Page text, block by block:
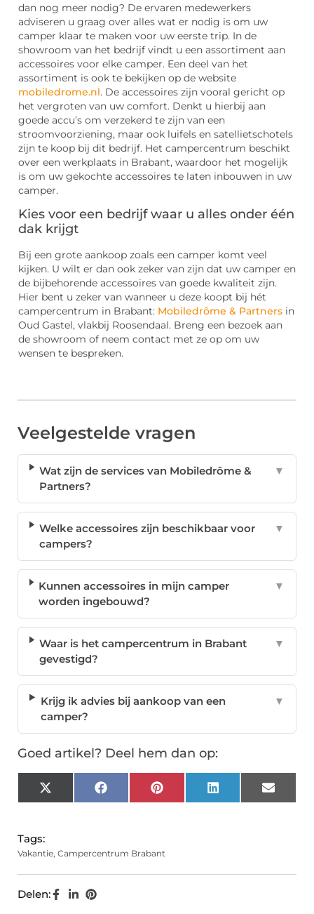
dan nog meer nodig? De ervaren medewerkers
adviseren u graag over alles wat er nodig is om uw
camper klaar te maken voor uw eerste trip. In de
showroom van het bedrijf vindt u een assortiment aan
accessoires voor elke camper. Een deel van het
assortiment is ook te bekijken op de website
mobiledrome.nl. De accessoires zijn vooral gericht op
het vergroten van uw comfort. Denkt u hierbij aan
goede accu’s om verzekerd te zijn van een
stroomvoorziening, maar ook luifels en satellietschotels
zijn te koop bij dit bedrijf. Het campercentrum beschikt
over een werkplaats in Brabant, waardoor het mogelijk
is om uw gekochte accessoires te laten inbouwen in uw
camper.
Kies voor een bedrijf waar u alles onder één
dak krijgt
Bij een grote aankoop zoals een camper komt veel
kijken. U wilt er dan ook zeker van zijn dat uw camper en
de bijbehorende accessoires van goede kwaliteit zijn.
Hier bent u zeker van wanneer u deze koopt bij hét
campercentrum in Brabant: Mobiledrôme & Partners in
Oud Gastel, vlakbij Roosendaal. Breng een bezoek aan
de showroom of neem contact met ze op om uw
wensen te bespreken.
Veelgestelde vragen
Wat zijn de services van Mobiledrôme &
Partners?
▼
Welke accessoires zijn beschikbaar voor
campers?
▼
Kunnen accessoires in mijn camper
worden ingebouwd?
▼
Waar is het campercentrum in Brabant
gevestigd?
▼
Krijg ik advies bij aankoop van een
camper?
▼
Goed artikel? Deel hem dan op:
X
(Twitter)
FacebookPinterest LinkedIn Email
Tags:
Vakantie, Campercentrum Brabant
Delen: